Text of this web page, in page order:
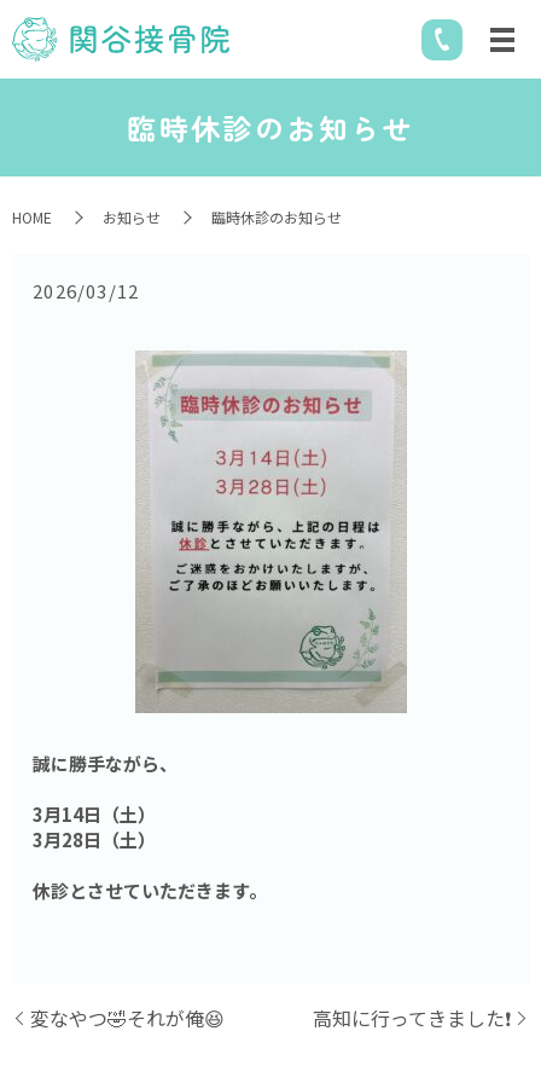
臨時休診のお知らせ
HOME お知らせ 臨時休診のお知らせ
2026/03/12
誠に勝手ながら、
3月14日（土）
3月28日（土）
休診とさせていただきます。
変なやつ🤣それが俺😆 高知に行ってきました❗️